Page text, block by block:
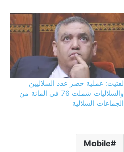
لفتيت: عملية حصر عدد السلاليين
والسلاليات شملت 76 في المائة من
الجماعات السلالية
Mobile